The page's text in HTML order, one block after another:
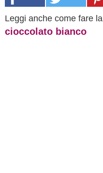
Leggi anche come fare la
cioccolato bianco